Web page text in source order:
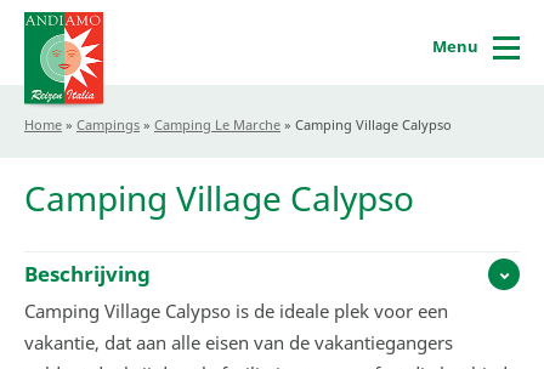
Menu
Home » Campings » Camping Le Marche » Camping Village Calypso
Camping Village Calypso
Beschrijving
Camping Village Calypso is de ideale plek voor een
vakantie, dat aan alle eisen van de vakantiegangers